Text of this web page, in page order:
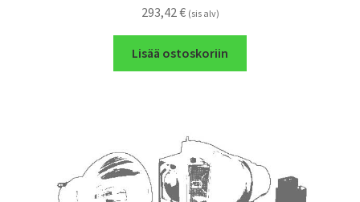
293,42 € (sis alv)
Lisää ostoskoriin